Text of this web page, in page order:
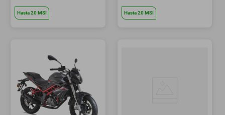
Hasta20MSI Hasta20MSI